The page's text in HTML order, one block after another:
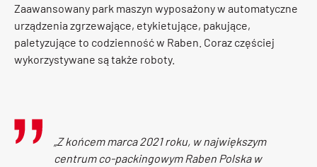
Zaawansowany park maszyn wyposażony w automatyczne
urządzenia zgrzewające, etykietujące, pakujące,
paletyzujące to codzienność w Raben. Coraz częściej
wykorzystywane są także roboty.
„Z końcem marca 2021 roku, w największym
centrum co-packingowym Raben Polska w